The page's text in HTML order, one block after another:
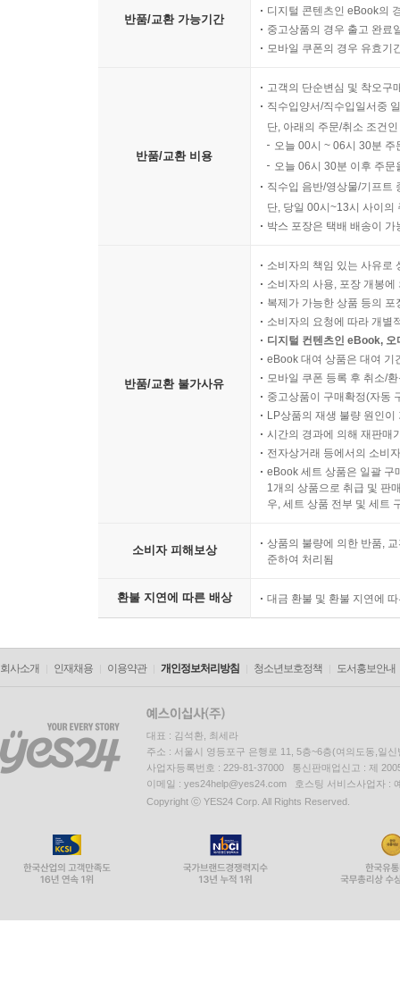
반품/교환 가능기간
디지털 콘텐츠인 eBook의
중고상품의 경우 출고 완료
모바일 쿠폰의 경우 유효기
반품/교환 비용
고객의 단순변심 및 착오구
직수입양서/직수입일서중
단, 아래의 주문/취소 조건
오늘 00시 ~ 06시 30분
오늘 06시 30분 이후 주
직수입 음반/영상물/기프트
단, 당일 00시~13시 사이의
박스 포장은 택배 배송이
반품/교환 불가사유
소비자의 책임 있는 사유로
소비자의 사용, 포장 개봉
복제가 가능한 상품 등의
소비자의 요청에 따라 개별
디지털 컨텐츠인 eBook,
eBook 대여 상품은 대여 기
모바일 쿠폰 등록 후 취소/
중고상품이 구매확정(자동
LP상품의 재생 불량 원인
시간의 경과에 의해 재판매
전자상거래 등에서의 소비
eBook 세트 상품은 일괄 구
1개의 상품으로 취급 및 판
우, 세트 상품 전부 및 세트
소비자 피해보상
상품의 불량에 의한 반품,
준하여 처리됨
환불 지연에 따른 배상 대금 환불 및 환불 지연에
회사소개 인재채용 이용약관 개인정보처리방침 청소년보호정책 도서홍보안내
대표 : 김석환, 최세라
주소 : 서울시 영등포구 은행로 11, 5층~6층(여의도동,일신
사업자등록번호 : 229-81-37000 통신판매업신고 : 제
이메일 : yes24help@yes24.com 호스팅 서비스사업자 :
Copyright ⓒ YES24 Corp. All Rights Reserved.